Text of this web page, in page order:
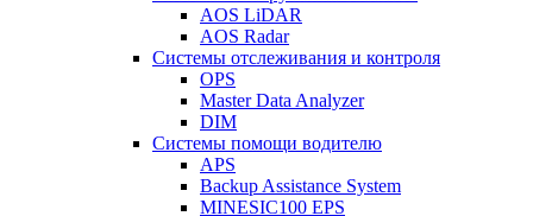
AOS LiDAR
AOS Radar
Системы отслеживания и контроля
OPS
Master Data Analyzer
DIM
Системы помощи водителю
APS
Backup Assistance System
MINESIC100 EPS